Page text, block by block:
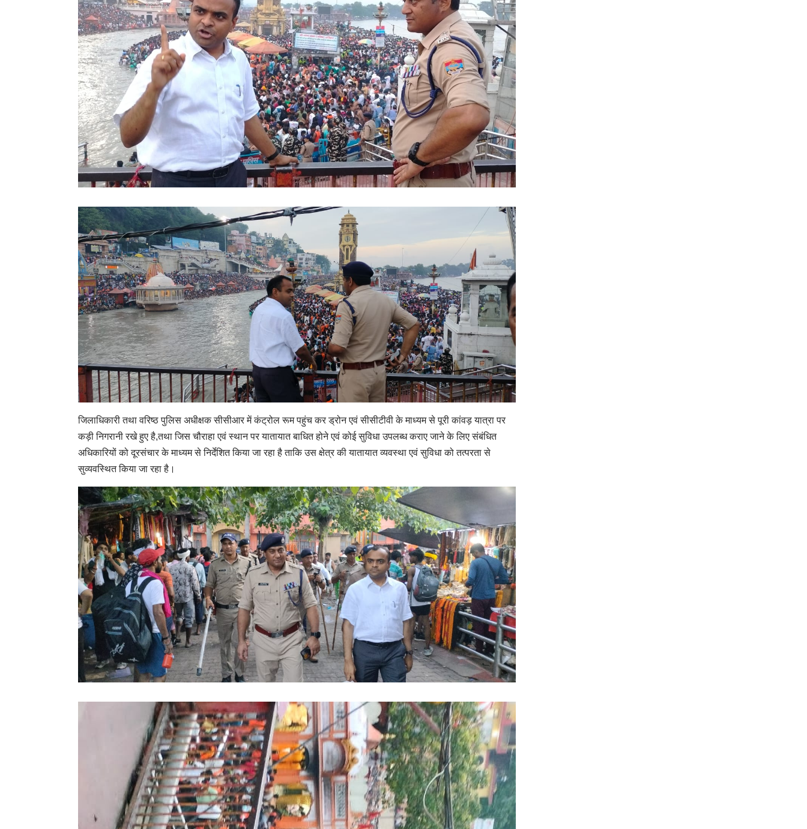
जिलाधिकारी तथा वरिष्ठ पुलिस अधीक्षक सीसीआर में कंट्रोल रूम पहुंच कर ड्रोन एवं सीसीटीवी के माध्यम से पूरी कांवड़ यात्रा पर
कड़ी निगरानी रखे हुए है,तथा जिस चौराहा एवं स्थान पर यातायात बाधित होने एवं कोई सुविधा उपलब्ध कराए जाने के लिए संबंधित
अधिकारियों को दूरसंचार के माध्यम से निर्देशित किया जा रहा है ताकि उस क्षेत्र की यातायात व्यवस्था एवं सुविधा को तत्परता से
सुव्यवस्थित किया जा रहा है।